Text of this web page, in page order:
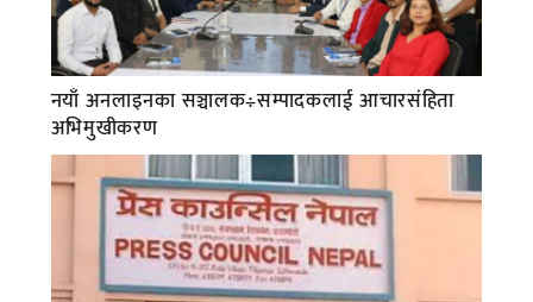
नयाँ अनलाइनका सञ्चालक÷सम्पादकलाई आचारसंहिता
अभिमुखीकरण